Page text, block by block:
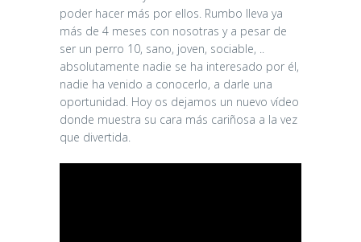
poder hacer más por ellos. Rumbo lleva ya
más de 4 meses con nosotras y a pesar de
ser un perro 10, sano, joven, sociable, ..
absolutamente nadie se ha interesado por él,
nadie ha venido a conocerlo, a darle una
oportunidad. Hoy os dejamos un nuevo vídeo
donde muestra su cara más cariñosa a la vez
que divertida.